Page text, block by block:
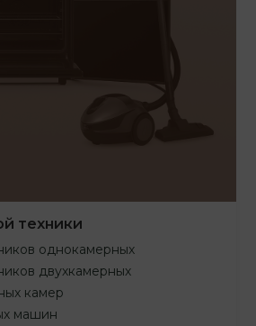
техники
однокамерных
двухкамерных
камер
машин